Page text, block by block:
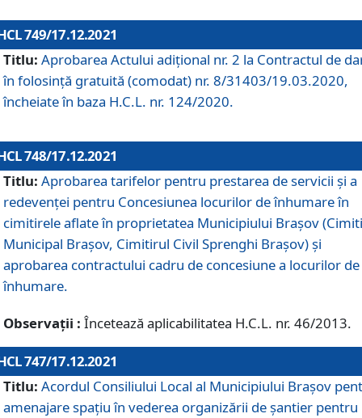
749/17.12.2021
Titlu: Aprobarea Actului adițional nr. 2 la Contractul de
în folosință gratuită (comodat) nr. 8/31403/19.03.2020,
încheiate în baza H.C.L. nr. 124/2020.
748/17.12.2021
Titlu: Aprobarea tarifelor pentru prestarea de servicii şi a
redevenţei pentru Concesiunea locurilor de înhumare în
cimitirele aflate în proprietatea Municipiului Braşov
Municipal Braşov, Cimitirul Civil Sprenghi Braşov) şi
aprobarea contractului cadru de concesiune a locurilor de
înhumare.
Observații : Încetează aplicabilitatea H.C.L. nr. 46/2013.
747/17.12.2021
Titlu: Acordul Consiliului Local al Municipiului Braşov
amenajare spațiu în vederea organizării de șantier pentru